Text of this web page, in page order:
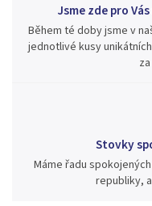
Jsme zde pro
Během té doby jsme v
jednotlivé kusy
Stovky
Máme řadu
republiky,